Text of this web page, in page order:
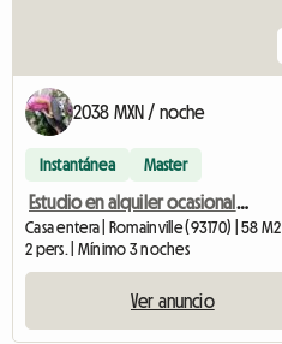
2038 MXN / noche
Instantánea Master
Estudio en alquiler ocasional para personas respetuosas
Casa entera | Romainville (93170) | 58 M2
2 pers. | Mínimo 3 noches
Ver anuncio